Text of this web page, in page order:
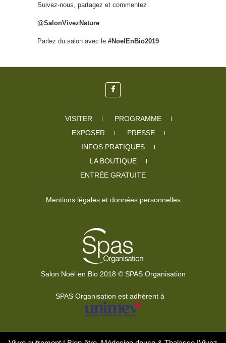
Suivez-nous, partagez et commentez
@SalonVivezNature
Parlez du salon avec le #NoelEnBio2019
VISITER
PROGRAMME
EXPOSER
PRESSE
INFOS PRATIQUES
LA BOUTIQUE
ENTRÉE GRATUITE
Mentions légales et données personnelles
Salon Noël en Bio 2018 © SPAS Organisation
SPAS Organisation est adhérent à